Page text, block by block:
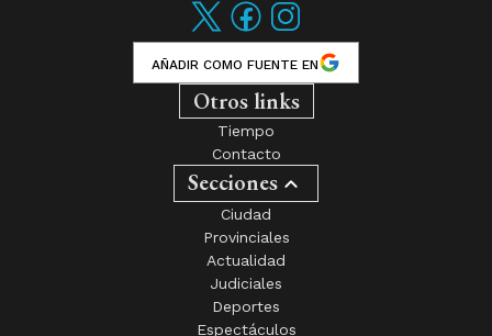
AÑADIR COMO FUENTE EN
Otros links
Tiempo
Contacto
Secciones
Ciudad
Provinciales
Actualidad
Judiciales
Deportes
Espectáculos